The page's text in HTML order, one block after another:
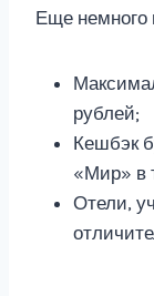
Еще немного
рублей;
Кешбэк
«Мир» в
Отели,